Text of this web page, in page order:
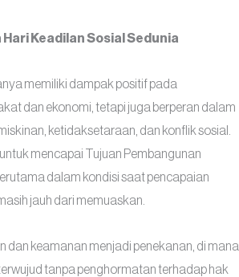
Keadilan Sosial Sedunia
memiliki dampak positif pada
dan ekonomi, tetapi juga berperan dalam
ketidaksetaraan, dan konflik sosial.
mencapai Tujuan Pembangunan
dalam kondisi saat pencapaian
jauh dari memuaskan.
dan keamanan menjadi penekanan, di mana
tanpa penghormatan terhadap hak